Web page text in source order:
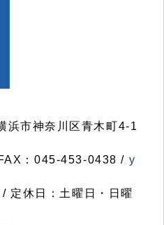
市神奈川区青木町4-1
：045-453-0438 / y
定休日：土曜日・日曜